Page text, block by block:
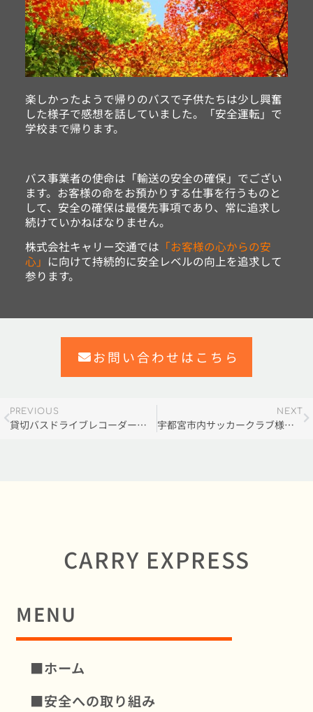
楽しかったようで帰りのバスで子供たちは少し興奮
した様子で感想を話していました。「安全運転」で
学校まで帰ります。
バス事業者の使命は「輸送の安全の確保」でござい
ます。お客様の命をお預かりする仕事を行うものと
して、安全の確保は最優先事項であり、常に追求し
続けていかねばなりません。
株式会社キャリー交通では 「お客様の心からの安
心」 に向けて持続的に安全レベルの向上を追求して
参ります。
お問い合わせはこちら
PREVIOUS
貸切バスドライブレコーダー義務化
NEXT
宇都宮市内サッカークラブ様から貸切バス実績紹介
CARRY EXPRESS
MENU
■ホーム
■安全への取り組み